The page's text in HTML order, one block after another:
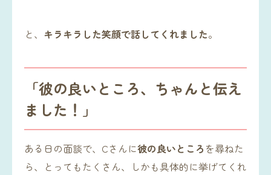
と、 キラキラした笑顔で話してくれました。
「彼の良いところ、ちゃんと伝え
ました！」
ある日の面談で、Cさんに彼の良いところ を尋ねた
ら、とってもたくさん、しかも具体的に挙げてくれ